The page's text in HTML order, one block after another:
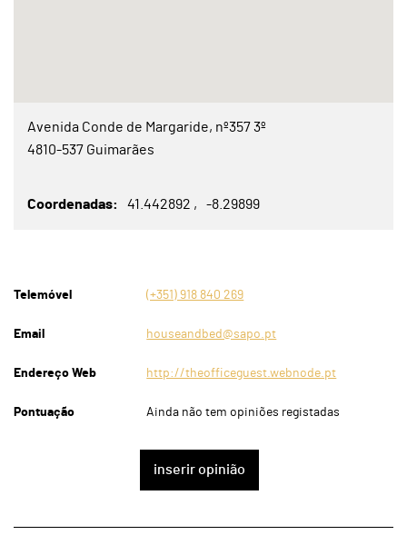
Avenida Conde de Margaride, nº357 3º
4810-537 Guimarães
Coordenadas 41.442892 -8.29899
Telemóvel (+351) 918 840 269
Email houseandbed@sapo.pt
Endereço Web http://theofficeguest.webnode.pt
Pontuação Ainda não tem opiniões registadas
inserir opinião